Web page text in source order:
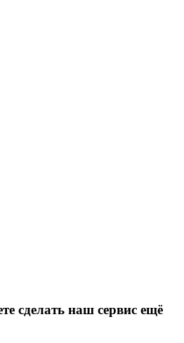
сделать наш сервис ещё